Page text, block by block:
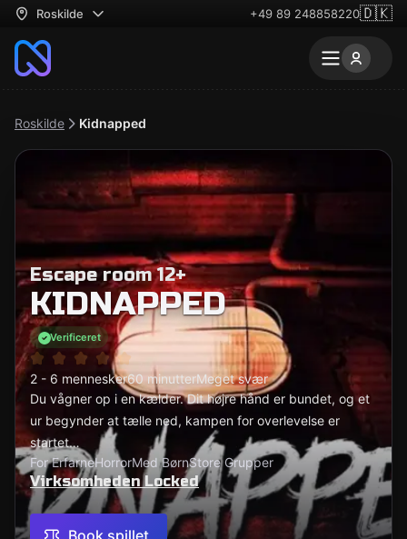
Roskilde +49 89 248858220🇩🇰
Roskilde Kidnapped
Escape room 12+
KIDNAPPED
Verificeret
2 - 6 mennesker60 minutterMeget svær
Du vågner op i en kælder. Dit højre hånd er bundet, og et
ur begynder at tælle ned, kampen for overlevelse er
startet…
For ErfarneHorrorMed BørnStore Grupper
Virksomheden Locked
Book spillet